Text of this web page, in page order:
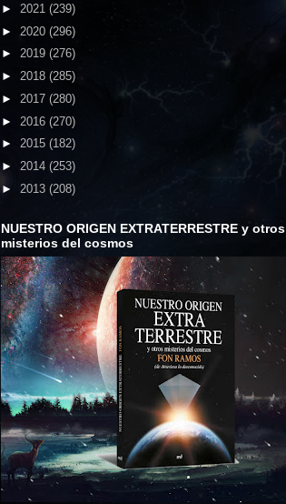
► 2021 (239)
► 2020 (296)
► 2019 (276)
► 2018 (285)
► 2017 (280)
► 2016 (270)
► 2015 (182)
► 2014 (253)
► 2013 (208)
NUESTRO ORIGEN EXTRATERRESTRE y otros
misterios del cosmos